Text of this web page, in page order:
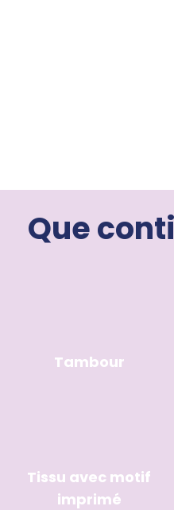
Que
Tambour
Tissu avec motif
imprimé